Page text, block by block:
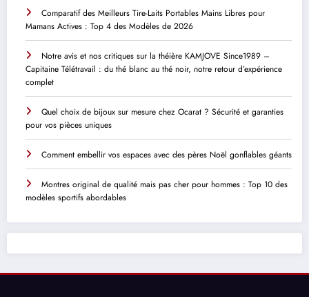
Comparatif des Meilleurs Tire-Laits Portables Mains Libres pour
Mamans Actives : Top 4 des Modèles de 2026
Notre avis et nos critiques sur la théière KAMJOVE Since1989 –
Capitaine Télétravail : du thé blanc au thé noir, notre retour d’expérience
complet
Quel choix de bijoux sur mesure chez Ocarat ? Sécurité et garanties
pour vos pièces uniques
Comment embellir vos espaces avec des pères Noël gonflables géants
Montres original de qualité mais pas cher pour hommes : Top 10 des
modèles sportifs abordables